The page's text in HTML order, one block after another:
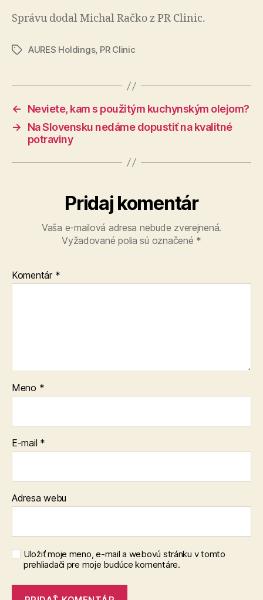
Správu dodal Michal Račko z PR Clinic.
ZnačkyAURES Holdings, PR Clinic
←
Neviete, kam s použitým kuchynským olejom?
→
Na Slovensku nedáme dopustiť na kvalitné
potraviny
Pridaj komentár
Vaša e-mailová adresa nebude zverejnená.
Vyžadované polia sú označené *
Komentár *
Meno *
E-mail *
Adresa webu
Uložiť moje meno, e-mail a webovú stránku v tomto
prehliadači pre moje budúce komentáre.